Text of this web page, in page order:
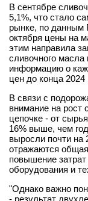
В сентябре
5,1%, что стало
рынке, по данным
октября цены на
этим направила
сливочного масла
информацию о
цен до конца 2024
В связи с
внимание на рост
цепочке - от
16% выше, чем
выросли почти на
отражаются
повышение
оборудования и
"Однако важно
- результат